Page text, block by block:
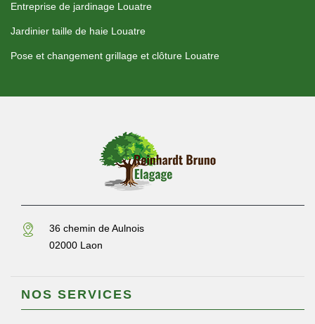
Entreprise de jardinage Louatre
Jardinier taille de haie Louatre
Pose et changement grillage et clôture Louatre
36 chemin de Aulnois
02000 Laon
NOS SERVICES